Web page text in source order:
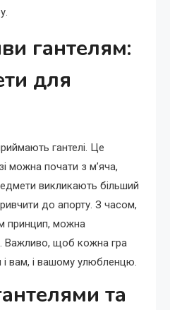
гантелям:
для
гантелі. Це
можна почати з м’яча,
викликають більший
до апорту. З часом,
принцип, можна
Важливо, щоб кожна гра
вам, і вашому улюбленцю.
та